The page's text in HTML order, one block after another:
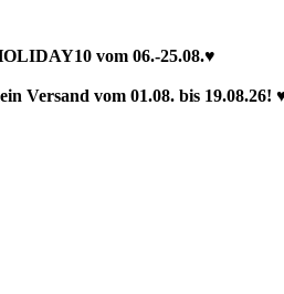
vom 06.-25.08.♥
Versand vom 01.08. bis 19.08.26!